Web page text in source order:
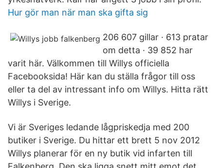
Hur gör man när man ska gifta sig
206 607 gillar · 613 pratar
om detta · 39 852 har
varit här. Välkommen till Willys officiella
Facebooksida! Här kan du ställa frågor till oss
eller ta del av intressant info om Willys. Hitta rätt
Willys i Sverige.
Vi är Sveriges ledande lågpriskedja med 200
butiker i Sverige. Du hittar ett brett 5 nov 2012
Willys planerar för en ny butik vid infarten till